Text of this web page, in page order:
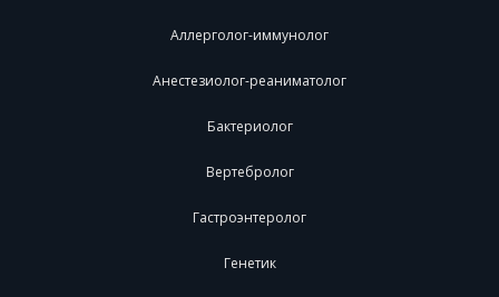
Аллерголог-иммунолог
Анестезиолог-реаниматолог
Бактериолог
Вертебролог
Гастроэнтеролог
Генетик